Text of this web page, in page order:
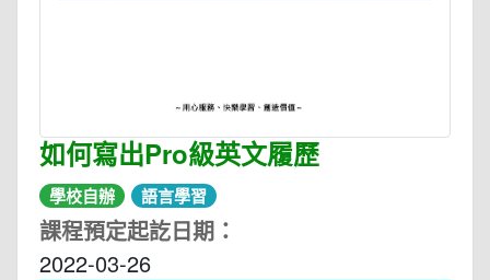
如何寫出Pro級英文履歷
學校自辦 語言學習
課程預定起訖日期：
2022-03-26